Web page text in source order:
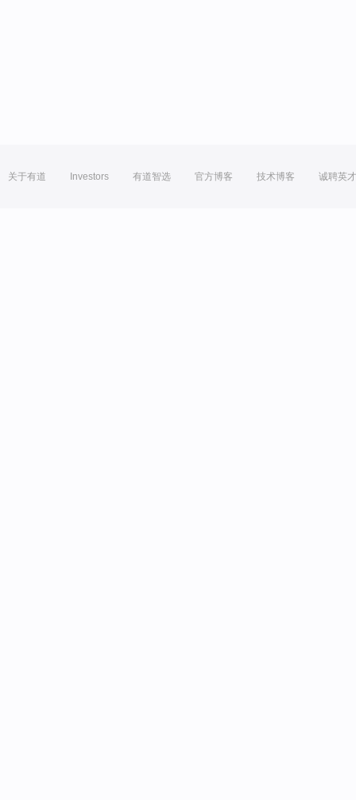
关于有道 Investors 有道智选 官方博客 技术博客 诚聘英才